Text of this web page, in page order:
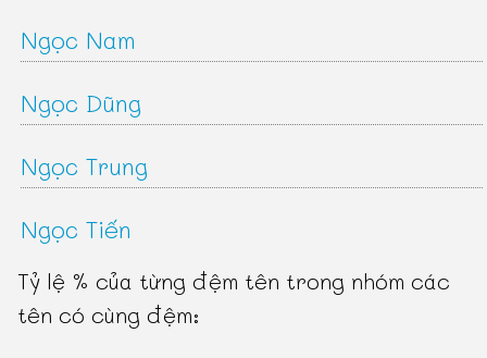
Ngọc Nam
Ngọc Dũng
Ngọc Trung
Ngọc Tiến
Tỷ lệ % của từng đệm tên trong nhóm các
tên có cùng đệm: